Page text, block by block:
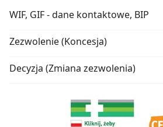
WIF, GIF - dane kontaktowe, BIP
Zezwolenie (Koncesja)
Decyzja (Zmiana zezwolenia)